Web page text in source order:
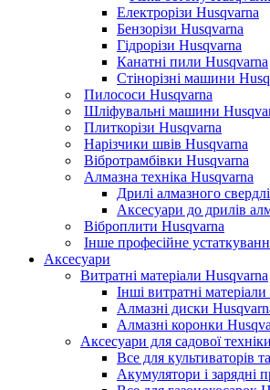
Електрорізи Husqvarna
Бензорізи Husqvarna
Гідрорізи Husqvarna
Канатні пили Husqvarna
Стінорізні машини
Пилососи Husqvarna
Шліфувальні машини
Плиткорізи Husqvarna
Нарізчики швів Husqvarna
Вібротрамбівки Husqvarna
Алмазна техніка Husqvarna
Дрилі алмазного
Аксесуари до дрилів
Віброплити Husqvarna
Інше професійне
Аксесуари
Витратні матеріали Husqvarna
Інші витратні
Алмазні диски
Алмазні коронки
Аксесуари для садової
Все для культиваторів
Акумулятори і зарядні